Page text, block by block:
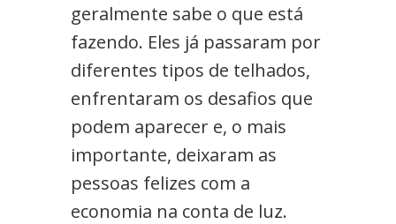
geralmente sabe o que está
fazendo. Eles já passaram por
diferentes tipos de telhados,
enfrentaram os desafios que
podem aparecer e, o mais
importante, deixaram as
pessoas felizes com a
economia na conta de luz.